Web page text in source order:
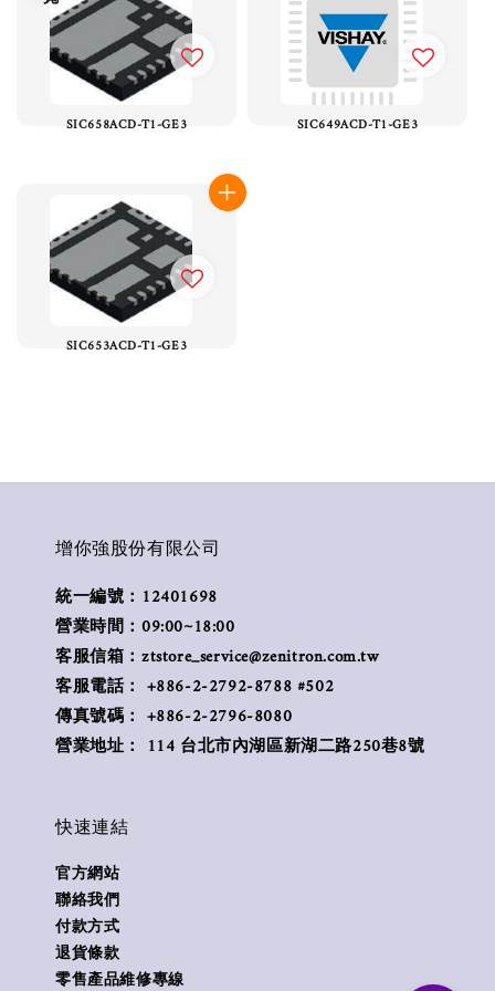
SIC658ACD-T1-GE3 SIC649ACD-T1-GE3
SIC653ACD-T1-GE3
增你強股份有限公司
統一編號：12401698
營業時間：09:00~18:00
客服信箱：ztstore_service@zenitron.com.tw
客服電話： +886-2-2792-8788 #502
傳真號碼： +886-2-2796-8080
營業地址： 114 台北市內湖區新湖二路250巷8號
快速連結
官方網站
聯絡我們
付款方式
退貨條款
零售產品維修專線